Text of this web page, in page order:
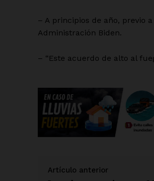
– A principios de año, previo
Administración Biden.
– “Este acuerdo de alto al
Artículo anterior